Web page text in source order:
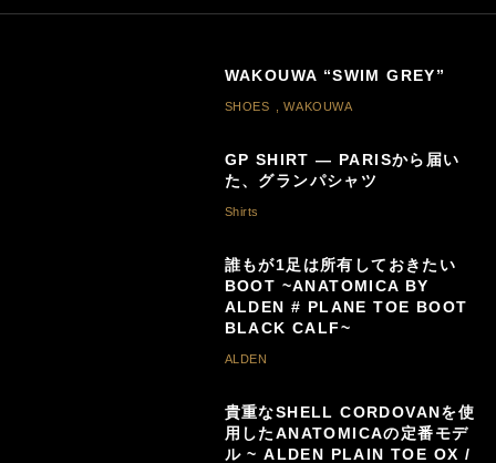
WAKOUWA “SWIM GREY”
SHOES ,WAKOUWA
GP SHIRT — PARISから届い
た、グランパシャツ
Shirts
誰もが1足は所有しておきたい
BOOT ~ANATOMICA BY
ALDEN # PLANE TOE BOOT
BLACK CALF~
ALDEN
貴重なSHELL CORDOVANを使
用したANATOMICAの定番モデ
ル ~ ALDEN PLAIN TOE OX /